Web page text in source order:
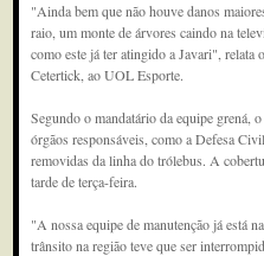
"Ainda bem que não houve danos
raio, um monte de árvores caindo na
como este já ter atingido a Javari",
Cetertick, ao UOL Esporte.
Segundo o mandatário da equipe grená,
órgãos responsáveis, como a Defesa
removidas da linha do trólebus. A
tarde de terça-feira.
"A nossa equipe de manutenção já está
trânsito na região teve que ser